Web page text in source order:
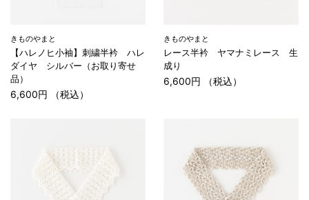
きものやまと
【ハレノヒ小袖】刺繍半衿 ハレ
ダイヤ シルバー（お取り寄せ
品）
6,600円 （税込）
きものやまと
レース半衿 ヤマナミレース 生
成り
6,600円 （税込）